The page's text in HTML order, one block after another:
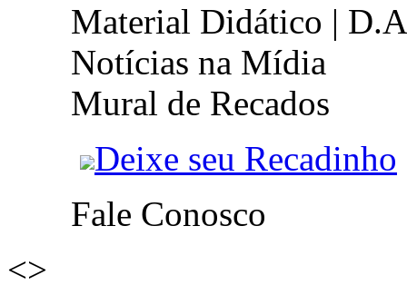
Material Didático |
Notícias na Mídia
Mural de Recados
Deixe seu Recadinho
Fale Conosco
<>